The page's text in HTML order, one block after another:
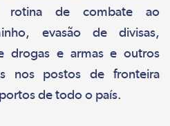
de combate ao
evasão de divisas,
drogas e armas e outros
nos postos de fronteira
de todo o país.